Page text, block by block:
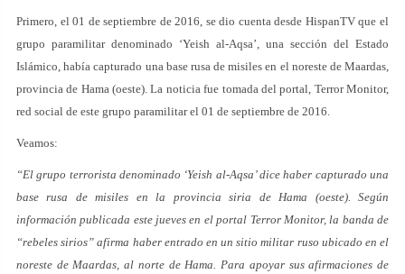
Primero, el 01 de septiembre de 2016, se dio cuenta desde HispanTV que el
grupo paramilitar denominado ‘Yeish al-Aqsa’, una sección del Estado
Islámico, había capturado una base rusa de misiles en el noreste de Maardas,
provincia de Hama (oeste). La noticia fue tomada del portal, Terror Monitor,
red social de este grupo paramilitar el 01 de septiembre de 2016.
Veamos:
“El grupo terrorista denominado ‘Yeish al-Aqsa’ dice haber capturado una
base rusa de misiles en la provincia siria de Hama (oeste). Según
información publicada este jueves en el portal Terror Monitor, la banda de
“rebeles sirios” afirma haber entrado en un sitio militar ruso ubicado en el
noreste de Maardas, al norte de Hama. Para apoyar sus afirmaciones de